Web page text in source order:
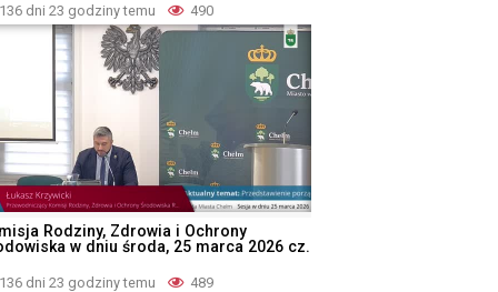
136 dni 23 godziny temu 490
Rodziny, Zdrowia i Ochrony
w dniu środa, 25 marca 2026 cz.
136 dni 23 godziny temu 489